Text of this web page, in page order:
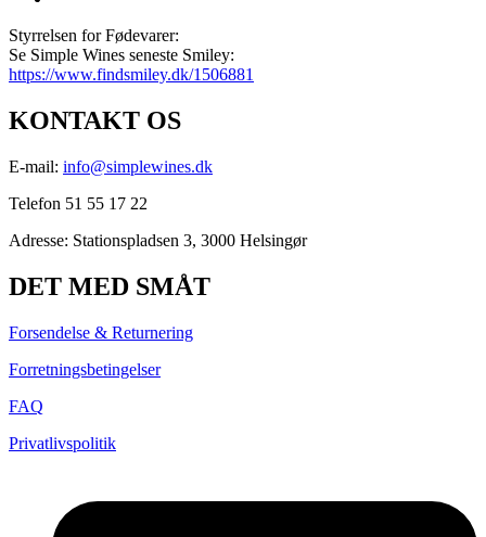
Styrrelsen for Fødevarer:
Se Simple Wines seneste Smiley:
https://www.findsmiley.dk/1506881
KONTAKT OS
E-mail: info@simplewines.dk
Telefon 51 55 17 22
Adresse: Stationspladsen 3, 3000 Helsingør
DET MED SMÅT
Forsendelse & Returnering
Forretningsbetingelser
FAQ
Privatlivspolitik